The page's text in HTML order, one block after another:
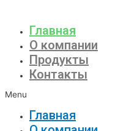
Главная
О компании
Продукты
Контакты
Menu
Главная